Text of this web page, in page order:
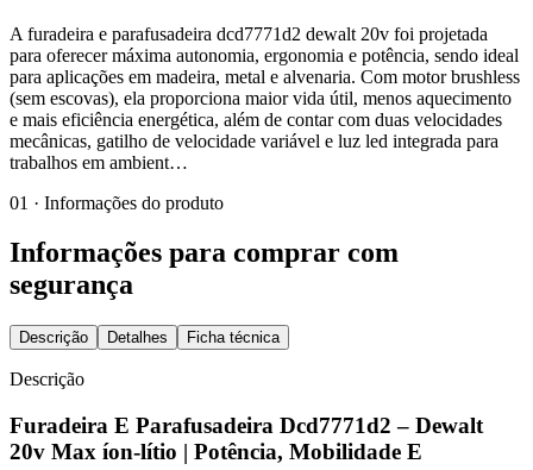
A furadeira e parafusadeira dcd7771d2 dewalt 20v foi projetada
para oferecer máxima autonomia, ergonomia e potência, sendo ideal
para aplicações em madeira, metal e alvenaria. Com motor brushless
(sem escovas), ela proporciona maior vida útil, menos aquecimento
e mais eficiência energética, além de contar com duas velocidades
mecânicas, gatilho de velocidade variável e luz led integrada para
trabalhos em ambient…
01 · Informações do produto
Informações para comprar com
segurança
Descrição Detalhes Ficha técnica
Descrição
Furadeira E Parafusadeira Dcd7771d2 – Dewalt
20v Max íon-lítio | Potência, Mobilidade E